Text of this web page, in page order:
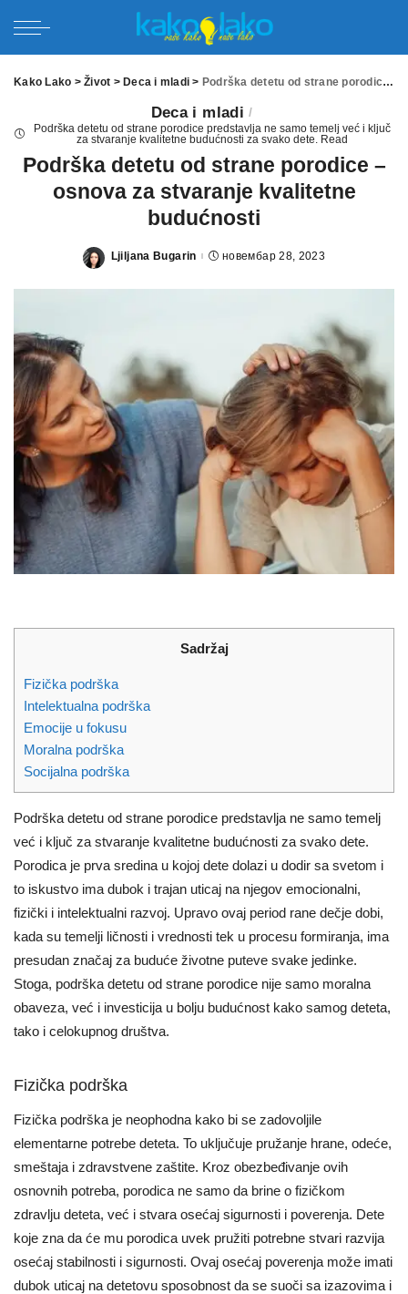
Kako Lako >Život > Deca i mladi > Podrška detetu od strane porodice – osnova za stvaranje kvalitetne budućnosti
Deca i mladi
Podrška detetu od strane porodice predstavlja ne samo temelj već i ključ
za stvaranje kvalitetne budućnosti za svako dete. Read
Podrška detetu od strane porodice –
osnova za stvaranje kvalitetne
budućnosti
Posted
Ljiljana Bugarin новембар 28, 2023
Sadržaj
Fizička podrška
Intelektualna podrška
Emocije u fokusu
Moralna podrška
Socijalna podrška
Podrška detetu od strane porodice predstavlja ne samo temelj
već i ključ za stvaranje kvalitetne budućnosti za svako dete.
Porodica je prva sredina u kojoj dete dolazi u dodir sa svetom i
to iskustvo ima dubok i trajan uticaj na njegov emocionalni,
fizički i intelektualni razvoj. Upravo ovaj period rane dečje dobi,
kada su temelji ličnosti i vrednosti tek u procesu formiranja, ima
presudan značaj za buduće životne puteve svake jedinke.
Stoga, podrška detetu od strane porodice nije samo moralna
obaveza, već i investicija u bolju budućnost kako samog deteta,
tako i celokupnog društva.
Fizička podrška
Fizička podrška je neophodna kako bi se zadovoljile
elementarne potrebe deteta. To uključuje pružanje hrane, odeće,
smeštaja i zdravstvene zaštite. Kroz obezbeđivanje ovih
osnovnih potreba, porodica ne samo da brine o fizičkom
zdravlju deteta, već i stvara osećaj sigurnosti i poverenja. Dete
koje zna da će mu porodica uvek pružiti potrebne stvari razvija
osećaj stabilnosti i sigurnosti. Ovaj osećaj poverenja može imati
dubok uticaj na detetovu sposobnost da se suoči sa izazovima i